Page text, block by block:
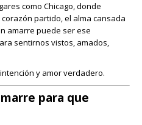
como Chicago, donde
partido, el alma cansada
amarre puede ser ese
sentirnos vistos, amados,
y amor verdadero.
para que